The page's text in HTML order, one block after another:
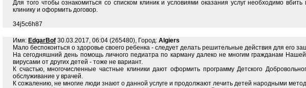
Для того чтобы ознакомиться со списком клиник и условиями оказания услуг необходимо
клинику и оформить договор.
34j5c6h87
Имя: EdgarBof 30.03.2017, 06:04 (265480), Город: Algiers
Мало беспокоиться о здоровье своего ребенка - следует делать решительные действия для
На сегодняшний день помощь личного педиатра по карману далеко не многим гражданам
вирусами от других детей - тоже не вариант.
К счастью, многочисленные частные клиники дают оформить программу Детского
обслуживание у врачей.
К сожалению, не многие люди знают о данной услуге и продолжают лечить детей народными